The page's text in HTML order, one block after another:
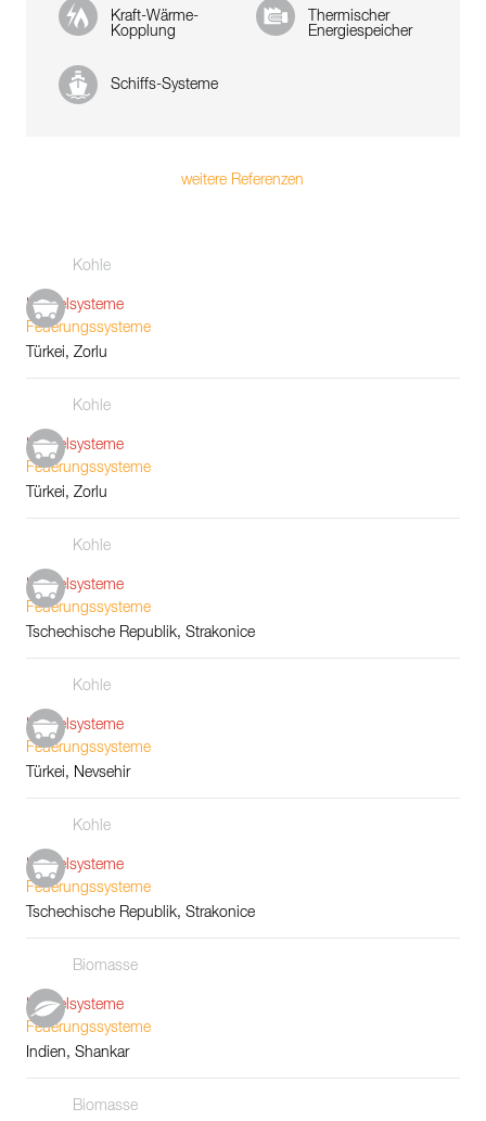
Kraft-Wärme-
Kopplung
Thermischer
Energiespeicher
Schiffs-Systeme
weitere Referenzen
Kohle
Kesselsysteme
Feuerungssysteme
Türkei, Zorlu
Kohle
Kesselsysteme
Feuerungssysteme
Türkei, Zorlu
Kohle
Kesselsysteme
Feuerungssysteme
Tschechische Republik, Strakonice
Kohle
Kesselsysteme
Feuerungssysteme
Türkei, Nevsehir
Kohle
Kesselsysteme
Feuerungssysteme
Tschechische Republik, Strakonice
Biomasse
Kesselsysteme
Feuerungssysteme
Indien, Shankar
Biomasse